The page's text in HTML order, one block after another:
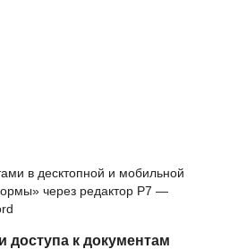
в десктопной и мобильной
через редактор Р7 —
доступа к документам